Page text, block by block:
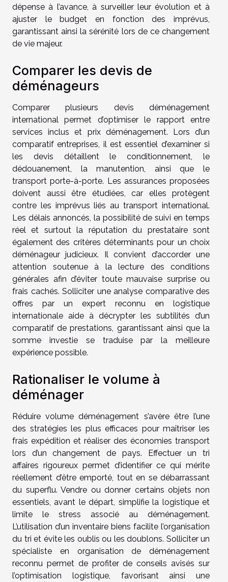
dépense à l’avance, à surveiller leur évolution et à
ajuster le budget en fonction des imprévus,
garantissant ainsi la sérénité lors de ce changement
de vie majeur.
Comparer les devis de
déménageurs
Comparer plusieurs devis déménagement
international permet d’optimiser le rapport entre
services inclus et prix déménagement. Lors d’un
comparatif entreprises, il est essentiel d’examiner si
les devis détaillent le conditionnement, le
dédouanement, la manutention, ainsi que le
transport porte-à-porte. Les assurances proposées
doivent aussi être étudiées, car elles protègent
contre les imprévus liés au transport international.
Les délais annoncés, la possibilité de suivi en temps
réel et surtout la réputation du prestataire sont
également des critères déterminants pour un choix
déménageur judicieux. Il convient d’accorder une
attention soutenue à la lecture des conditions
générales afin d’éviter toute mauvaise surprise ou
frais cachés. Solliciter une analyse comparative des
offres par un expert reconnu en logistique
internationale aide à décrypter les subtilités d’un
comparatif de prestations, garantissant ainsi que la
somme investie se traduise par la meilleure
expérience possible.
Rationaliser le volume à
déménager
Réduire volume déménagement s’avère être l’une
des stratégies les plus efficaces pour maîtriser les
frais expédition et réaliser des économies transport
lors d’un changement de pays. Effectuer un tri
affaires rigoureux permet d’identifier ce qui mérite
réellement d’être emporté, tout en se débarrassant
du superflu. Vendre ou donner certains objets non
essentiels, avant le départ, simplifie la logistique et
limite le stress associé au déménagement.
L’utilisation d’un inventaire biens facilite l’organisation
du tri et évite les oublis ou les doublons. Solliciter un
spécialiste en organisation de déménagement
reconnu permet de profiter de conseils avisés sur
l’optimisation logistique, favorisant ainsi une